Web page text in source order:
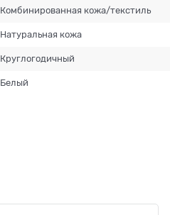
Комбинированная кожа/текстиль
Натуральная кожа
Круглогодичный
Белый